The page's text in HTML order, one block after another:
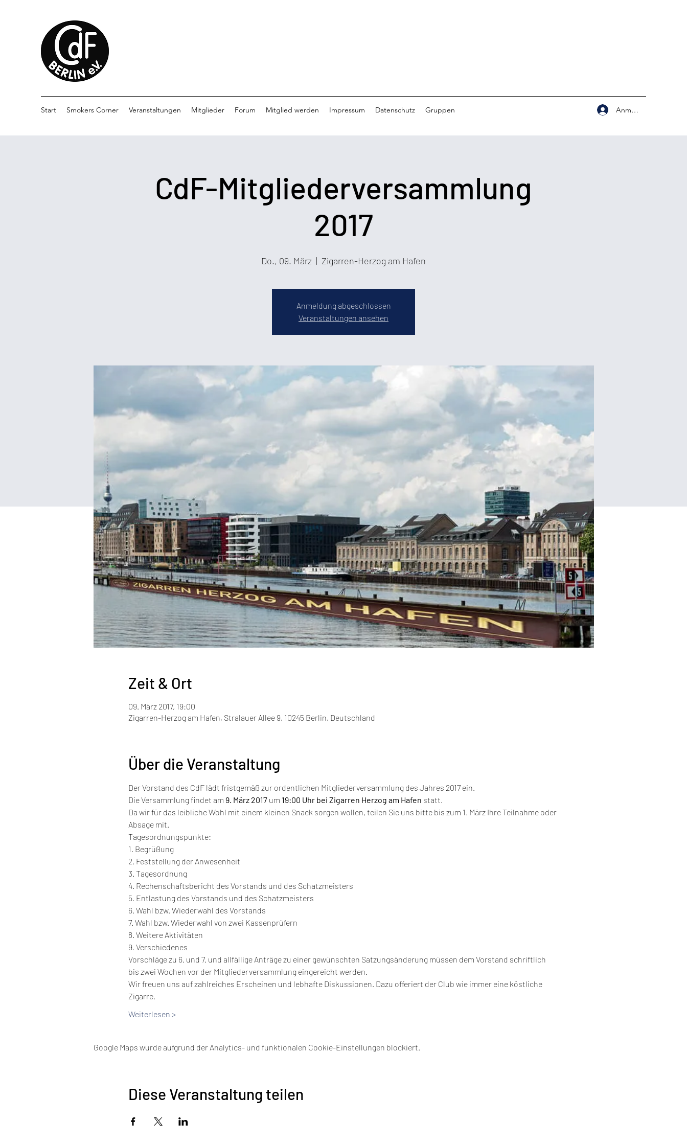
Start Smokers Corner Veranstaltungen Mitglieder Forum Mitglied werden Impressum Datenschutz Gruppen Anmelden
CdF-Mitgliederversammlung
2017
Do., 09. März
  |
Zigarren-Herzog am Hafen
Anmeldung abgeschlossen
Veranstaltungen ansehen
Zeit & Ort
09. März 2017, 19:00
Zigarren-Herzog am Hafen, Stralauer Allee 9, 10245 Berlin, Deutschland
Über die Veranstaltung
Der Vorstand des CdF lädt fristgemäß zur ordentlichen Mitgliederversammlung des Jahres 2017 ein.
Die Versammlung findet am 9. März 2017 um 19:00 Uhr bei Zigarren Herzog am Hafen statt.
Da wir für das leibliche Wohl mit einem kleinen Snack sorgen wollen, teilen Sie uns bitte bis zum 1. März Ihre Teilnahme oder
Absage mit.
Tagesordnungspunkte:
1. Begrüßung
2. Feststellung der Anwesenheit
3. Tagesordnung
4. Rechenschaftsbericht des Vorstands und des Schatzmeisters
5. Entlastung des Vorstands und des Schatzmeisters
6. Wahl bzw. Wiederwahl des Vorstands
7. Wahl bzw. Wiederwahl von zwei Kassenprüfern
8. Weitere Aktivitäten
9. Verschiedenes
Vorschläge zu 6. und 7. und allfällige Anträge zu einer gewünschten Satzungsänderung müssen dem Vorstand schriftlich
bis zwei Wochen vor der Mitgliederversammlung eingereicht werden.
Wir freuen uns auf zahlreiches Erscheinen und lebhafte Diskussionen. Dazu offeriert der Club wie immer eine köstliche
Zigarre.
Weiterlesen >
Google Maps wurde aufgrund der Analytics- und funktionalen Cookie-Einstellungen blockiert.
Diese Veranstaltung teilen